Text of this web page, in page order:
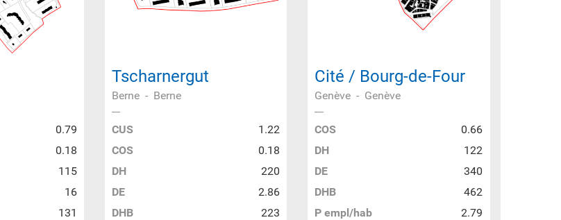
0.79
0.18
115
16
131
Tscharnergut
Berne- Berne
CUS
1.22
COS
0.18
DH
220
DE
2.86
DHB
223
Cité / Bourg-de-Four
Genève - Genève
COS
0.66
DH
122
DE
340
DHB
462
P empl/hab
2.79